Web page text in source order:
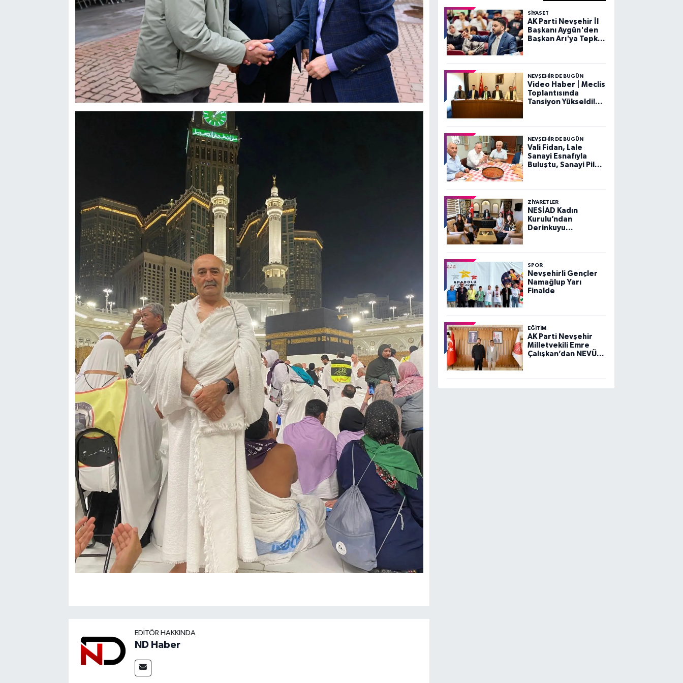
EDITÖR HAKKINDA
ND Haber
SIYASET
AK Parti Nevşehir İl
Başkanı Aygün'den
Başkan Arı'ya Tepki:
NEVŞEHIR DE BUGÜN
Video Haber | Meclis
Toplantısında
Tansiyon Yükseldi!
NEVŞEHIR DE BUGÜN
Vali Fidan, Lale
Sanayi Esnafıyla
Buluştu, Sanayi Pilavı
ZIYARETLER
NESİAD Kadın
Kurulu’ndan
Derinkuyu
SPOR
Nevşehirli Gençler
Namağlup Yarı
Finalde
EĞITIM
AK Parti Nevşehir
Milletvekili Emre
Çalışkan’dan NEVÜ